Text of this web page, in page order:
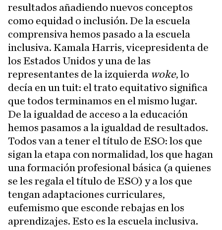
resultados añadiendo nuevos conceptos
como equidad o inclusión. De la escuela
comprensiva hemos pasado a la escuela
inclusiva. Kamala Harris, vicepresidenta de
los Estados Unidos y una de las
representantes de la izquierda woke, lo
decía en un tuit: el trato equitativo significa
que todos terminamos en el mismo lugar.
De la igualdad de acceso a la educación
hemos pasamos a la igualdad de resultados.
Todos van a tener el título de ESO: los que
sigan la etapa con normalidad, los que hagan
una formación profesional básica (a quienes
se les regala el título de ESO) y a los que
tengan adaptaciones curriculares,
eufemismo que esconde rebajas en los
aprendizajes. Esto es la escuela inclusiva.